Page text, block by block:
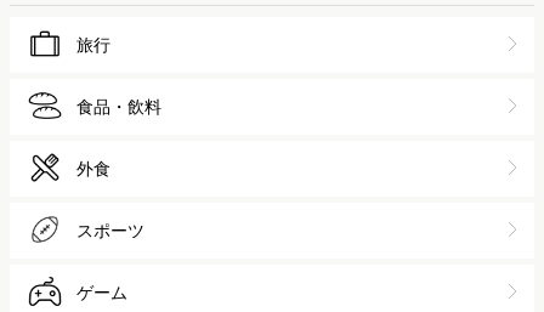
旅行
食品・飲料
外食
スポーツ
ゲーム